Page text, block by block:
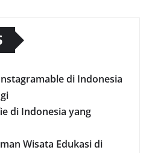
di Indonesia
di Indonesia yang
Wisata Edukasi di